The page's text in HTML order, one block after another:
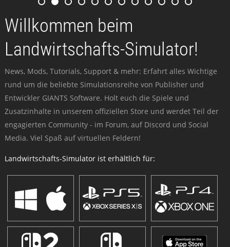
Willkommen beim
Landwirtschafts-Simulator!
News, Mods, Tutorials, Support & mehr: Erfahrt alles Wichtige
rund um die beliebte Simulationsreihe von Publisher und
Entwickler GIANTS Software. Holt euch die Spiele und
Zusatzinhalte in unserem offiziellen Store und werdet Teil der
engagierten Community - im Forum, auf Discord und Social
Media. Viel Spaß auf virtuellen Feldern!
Landwirtschafts-Simulator ist erhältlich für: